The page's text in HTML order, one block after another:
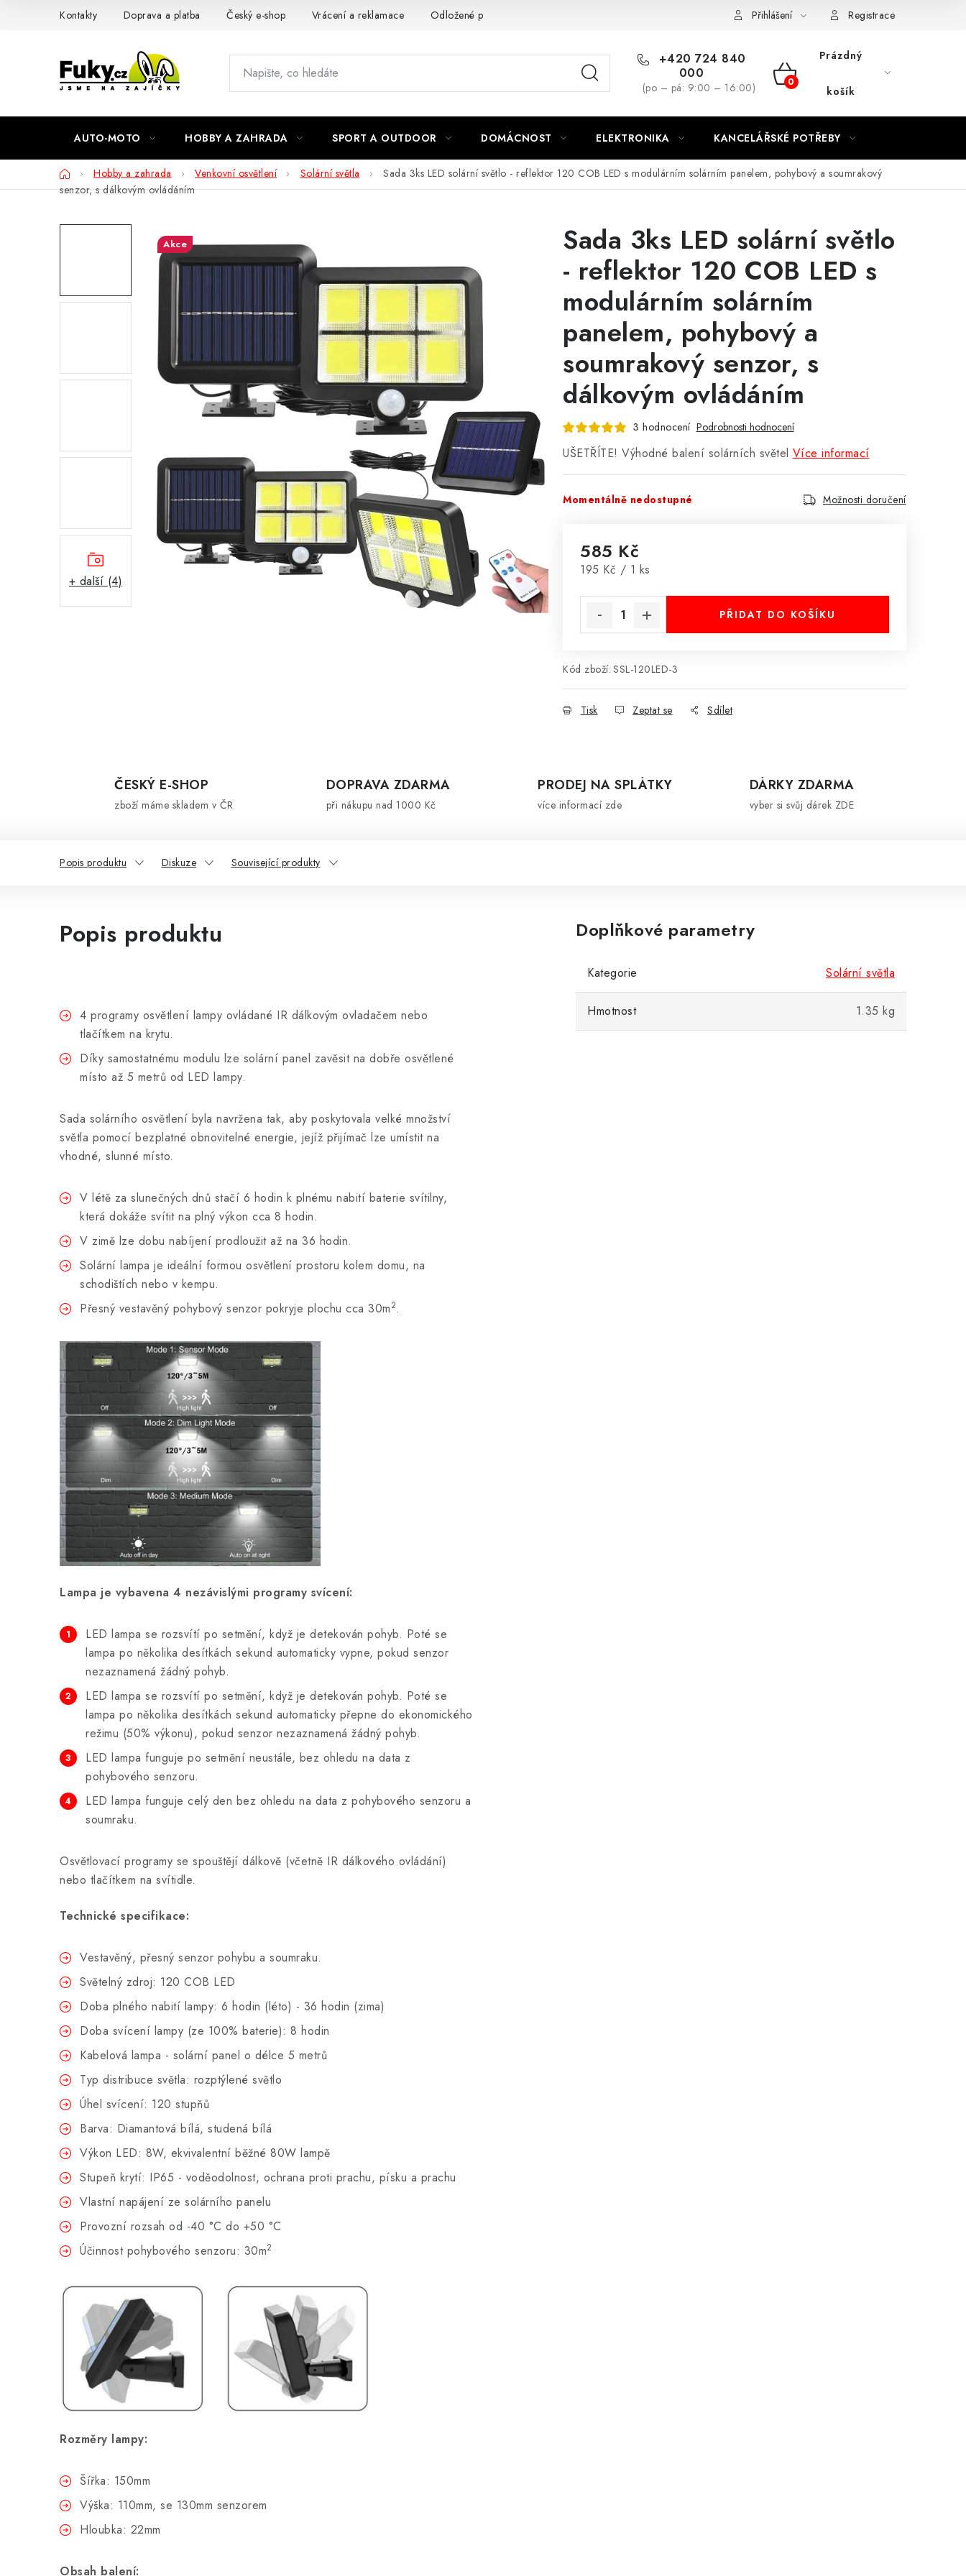
Kontakty Doprava a platba Český e-shop Vrácení a reklamace Odložené platby a splátky Podmínky ochrany osobních údajů Moje objednávka
Přihlášení Registrace
+420 724 840
000
(po – pá: 9:00 – 16:00)
NÁKUPNÍ
Prázdný
košík
AUTO-MOTO HOBBY A ZAHRADA SPORT A OUTDOOR DOMÁCNOST ELEKTRONIKA KANCELÁŘSKÉ POTŘEBY
DomůHobby a zahrada Venkovní osvětlení Solární světla
Sada 3ks LED solární světlo - reflektor 120 COB LED s modulárním solárním panelem, pohybový a soumrakový
senzor, s dálkovým ovládáním
+ další (4)
Sada 3ks LED solární světlo
- reflektor 120 COB LED s
modulárním solárním
panelem, pohybový a
soumrakový senzor, s
dálkovým ovládáním
3 hodnocení Podrobnosti hodnocení
UŠETŘÍTE! Výhodné balení solárních světel Více informací
Momentálně nedostupné Možnosti doručení
585 Kč
Měrná cena:
195 Kč / 1 ks
PŘIDAT DO KOŠÍKU
Kód zboží: SSL-120LED-3
Tisk Zeptat se Sdílet
Akce
ČESKÝ E-SHOP
zboží máme skladem v ČR
DOPRAVA ZDARMA
při nákupu nad 1000 Kč
PRODEJ NA SPLÁTKY
více informací zde
DÁRKY ZDARMA
vyber si svůj dárek ZDE
Popis produktu Diskuze Související produkty
Popis produktu
4 programy osvětlení lampy ovládané IR dálkovým ovladačem nebo
tlačítkem na krytu.
Díky samostatnému modulu lze solární panel zavěsit na dobře osvětlené
místo až 5 metrů od LED lampy.
Sada solárního osvětlení byla navržena tak, aby poskytovala velké množství
světla pomocí bezplatné obnovitelné energie, jejíž přijímač lze umístit na
vhodné, slunné místo.
V létě za slunečných dnů stačí 6 hodin k plnému nabití baterie svítilny,
která dokáže svítit na plný výkon cca 8 hodin.
V zimě lze dobu nabíjení prodloužit až na 36 hodin.
Solární lampa je ideální formou osvětlení prostoru kolem domu, na
schodištích nebo v kempu.
Přesný vestavěný pohybový senzor pokryje plochu cca 30m2.
Lampa je vybavena 4 nezávislými programy svícení:
LED lampa se rozsvítí po setmění, když je detekován pohyb. Poté se
lampa po několika desítkách sekund automaticky vypne, pokud senzor
nezaznamená žádný pohyb.
LED lampa se rozsvítí po setmění, když je detekován pohyb. Poté se
lampa po několika desítkách sekund automaticky přepne do ekonomického
režimu (50% výkonu), pokud senzor nezaznamená žádný pohyb.
LED lampa funguje po setmění neustále, bez ohledu na data z
pohybového senzoru.
LED lampa funguje celý den bez ohledu na data z pohybového senzoru a
soumraku.
Osvětlovací programy se spouštějí dálkově (včetně IR dálkového ovládání)
nebo tlačítkem na svítidle.
Technické specifikace:
Vestavěný, přesný senzor pohybu a soumraku.
Světelný zdroj: 120 COB LED
Doba plného nabití lampy: 6 hodin (léto) - 36 hodin (zima)
Doba svícení lampy (ze 100% baterie): 8 hodin
Kabelová lampa - solární panel o délce 5 metrů
Typ distribuce světla: rozptýlené světlo
Úhel svícení: 120 stupňů
Barva: Diamantová bílá, studená bílá
Výkon LED: 8W, ekvivalentní běžné 80W lampě
Stupeň krytí: IP65 - voděodolnost, ochrana proti prachu, písku a prachu
Vlastní napájení ze solárního panelu
Provozní rozsah od -40 °C do +50 °C
Účinnost pohybového senzoru: 30m2
Rozměry lampy:
Šířka: 150mm
Výška: 110mm, se 130mm senzorem
Hloubka: 22mm
Obsah balení:
Doplňkové parametry
Kategorie Solární světla
Hmotnost 1.35 kg